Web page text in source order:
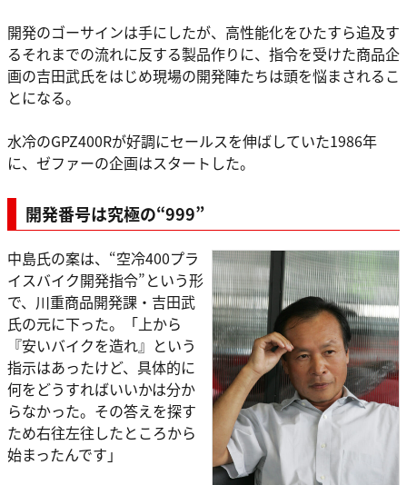
開発のゴーサインは手にしたが、高性能化をひたすら追及す
るそれまでの流れに反する製品作りに、指令を受けた商品企
画の吉田武氏をはじめ現場の開発陣たちは頭を悩まされるこ
とになる。
水冷のGPZ400Rが好調にセールスを伸ばしていた1986年
に、ゼファーの企画はスタートした。
開発番号は究極の“999”
中島氏の案は、“空冷400プラ
イスバイク開発指令”という形
で、川重商品開発課・吉田武
氏の元に下った。「上から
『安いバイクを造れ』という
指示はあったけど、具体的に
何をどうすればいいかは分か
らなかった。その答えを探す
ため右往左往したところから
始まったんです」